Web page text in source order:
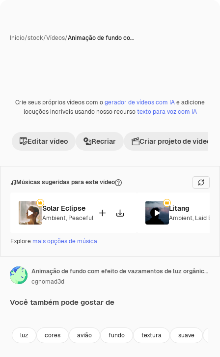
Início/stock/Vídeos/Animação de fundo co…
Premium
Crie seus próprios vídeos com ogerador de vídeos com IAe adicione
locuções incríveis usando nosso recursotexto para voz com IA
Editar vídeo Recriar Criar projeto de vídeo
Músicas sugeridas para este vídeo
Solar Eclipse
Ambient, Peaceful
Litang
Ambient, Laid
Explore mais opções de música
Animação de fundo com efeito de vazamentos de luz orgânicos. Animação em loop infinito
cgnomad3d
Você também pode gostar de
luz cores avião fundo textura suave